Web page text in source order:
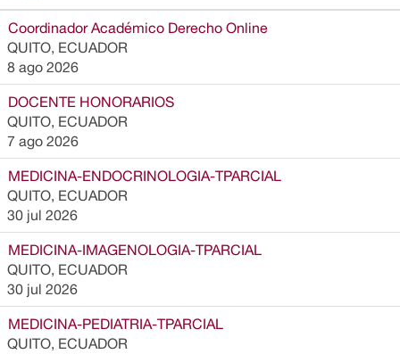
Coordinador Académico Derecho Online
QUITO, ECUADOR
8 ago 2026
DOCENTE HONORARIOS
QUITO, ECUADOR
7 ago 2026
MEDICINA-ENDOCRINOLOGIA-TPARCIAL
QUITO, ECUADOR
30 jul 2026
MEDICINA-IMAGENOLOGIA-TPARCIAL
QUITO, ECUADOR
30 jul 2026
MEDICINA-PEDIATRIA-TPARCIAL
QUITO, ECUADOR